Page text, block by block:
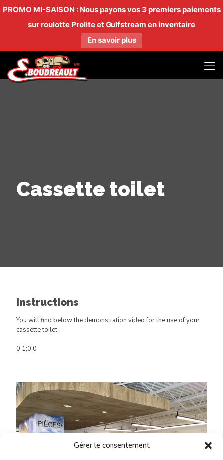
PROMO MI-SAISON : Nous payons vos 3 premiers paiements
sur roulotte Prolite et Gulfstream en inventaire
En savoir plus
Gérer le consentement
Cassette toilet
Instructions
You will find below the demonstration video for the use of your
cassette toilet.
0;1;0;0